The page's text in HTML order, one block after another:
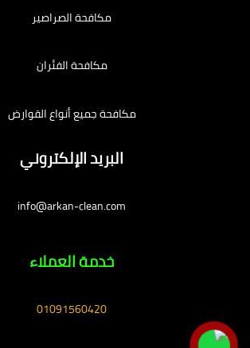
مكافحة الصراصير
مكافحة الفئران
مكافحة جميع أنواع القوارض
البريد الإلكتروني
info@arkan-clean.com
خدمة العملاء
01091560420